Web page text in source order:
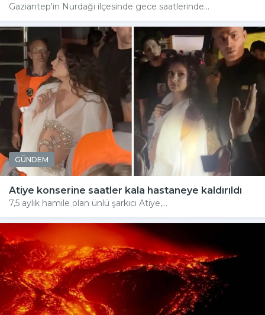
Gaziantep'in Nurdağı ilçesinde gece saatlerinde...
GÜNDEM
Atiye konserine saatler kala hastaneye kaldırıldı
7,5 aylık hamile olan ünlü şarkıcı Atiye,...